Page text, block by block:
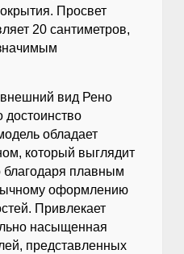
Просвет
20 сантиметров,
вид Рено
достоинство
обладает
который выглядит
благодаря плавным
оформлению
Привлекает
насыщенная
представленных